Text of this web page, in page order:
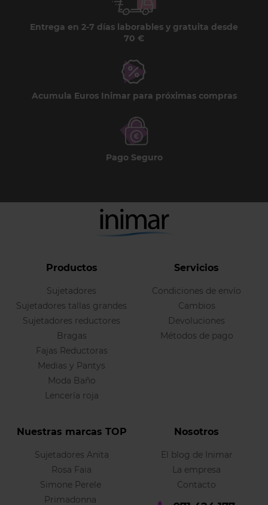
Entrega en 2-7 días laborables y gratuita desde
70 €
Acumula Euros Inimar para próximas compras
Pago Seguro
Productos
Sujetadores
Sujetadores tallas grandes
Sujetadores reductores
Bragas
Fajas Reductoras
Medias y Pantys
Moda Baño
Lencería roja
Servicios
Condiciones de envío
Cambios
Devoluciones
Métodos de pago
Nuestras marcas TOP
Sujetadores Anita
Rosa Faia
Simone Perele
Primadonna
Nosotros
El blog de Inimar
La empresa
Contacto